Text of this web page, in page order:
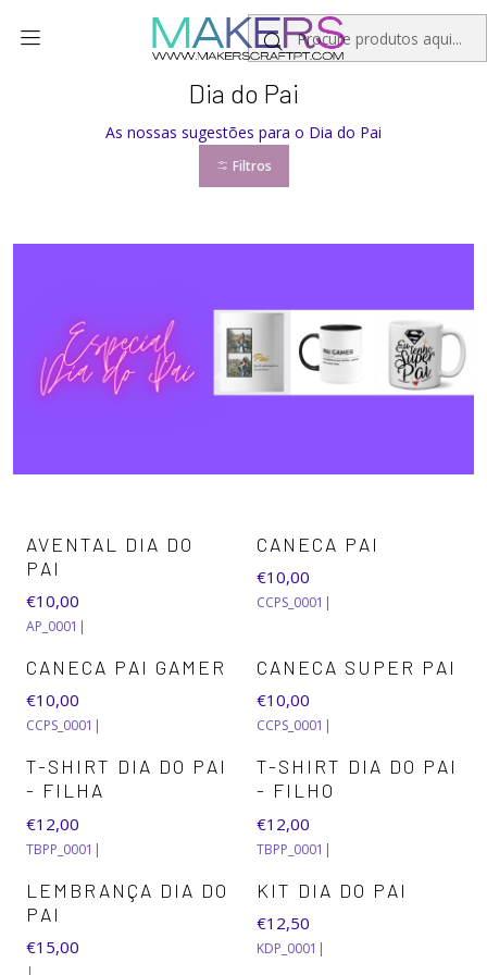
Início Personalizados Dia do Pai
Dia do Pai
As nossas sugestões para o Dia do Pai
Filtros
AVENTAL DIA DO
PAI
€10,00
AP_0001 |
CANECA PAI
€10,00
CCPS_0001 |
CANECA PAI GAMER
€10,00
CCPS_0001 |
CANECA SUPER PAI
€10,00
CCPS_0001 |
T-SHIRT DIA DO PAI
- FILHA
€12,00
TBPP_0001 |
T-SHIRT DIA DO PAI
- FILHO
€12,00
TBPP_0001 |
LEMBRANÇA DIA DO
PAI
€15,00
KIT DIA DO PAI
€12,50
KDP_0001 |